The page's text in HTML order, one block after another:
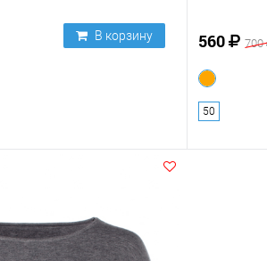
В корзину 560 700
50